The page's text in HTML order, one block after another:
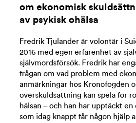
om ekonomisk
av psykisk ohälsa
Fredrik Tjulander är volontär i
2016 med egen erfarenhet av
självmordsförsök. Fredrik har
frågan om vad problem med
anmärkningar hos Kronofogden
överskuldsättning kan spela för
hälsan – och han har upptäckt
som idag knappt får någon hjälp